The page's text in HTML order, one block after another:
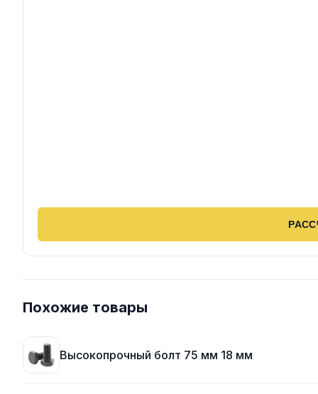
Похожие товары
Высокопрочный болт 75 мм 18 мм